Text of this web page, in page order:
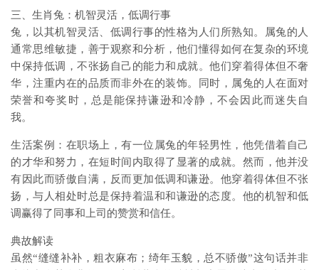
三、生肖兔：机智灵活，低调行事
兔，以其机智灵活、低调行事的性格为人们所熟知。属兔的人
通常思维敏捷，善于观察和分析，他们懂得如何在复杂的环境
中保持低调，不张扬自己的能力和成就。他们穿着得体但不奢
华，注重内在的品质而非外在的装饰。同时，属兔的人在面对
荣誉和夸奖时，总是能保持谦逊和冷静，不会因此而迷失自
我。
生活案例：在职场上，有一位属兔的年轻男性，他凭借着自己
的才华和努力，在短时间内取得了显著的成就。然而，他并没
有因此而骄傲自满，反而更加低调和谦逊。他穿着得体但不张
扬，与人相处时总是保持着温和和谦逊的态度。他的机智和低
调赢得了同事和上司的赞赏和信任。
典故解读
虽然“缝缝补补，粗衣麻布；绮年玉貌，总不骄傲”这句话并非